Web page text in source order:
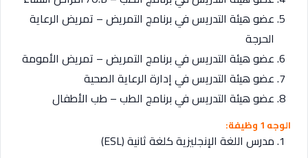
عضو هيئة التدريس في برنامج التمريض – تمريض الرعاية
الحرجة
عضو هيئة التدريس في برنامج التمريض – تمريض الأمومة
عضو هيئة التدريس في إدارة الرعاية الصحية
عضو هيئة التدريس في برنامج الطب – طب الأطفال
الوجه 1 وظيفة:
مدرس اللغة الإنجليزية كلغة ثانية (ESL)